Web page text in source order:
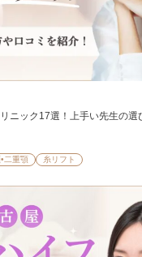
ニック17選！上手い先生の選
二重顎 糸リフト